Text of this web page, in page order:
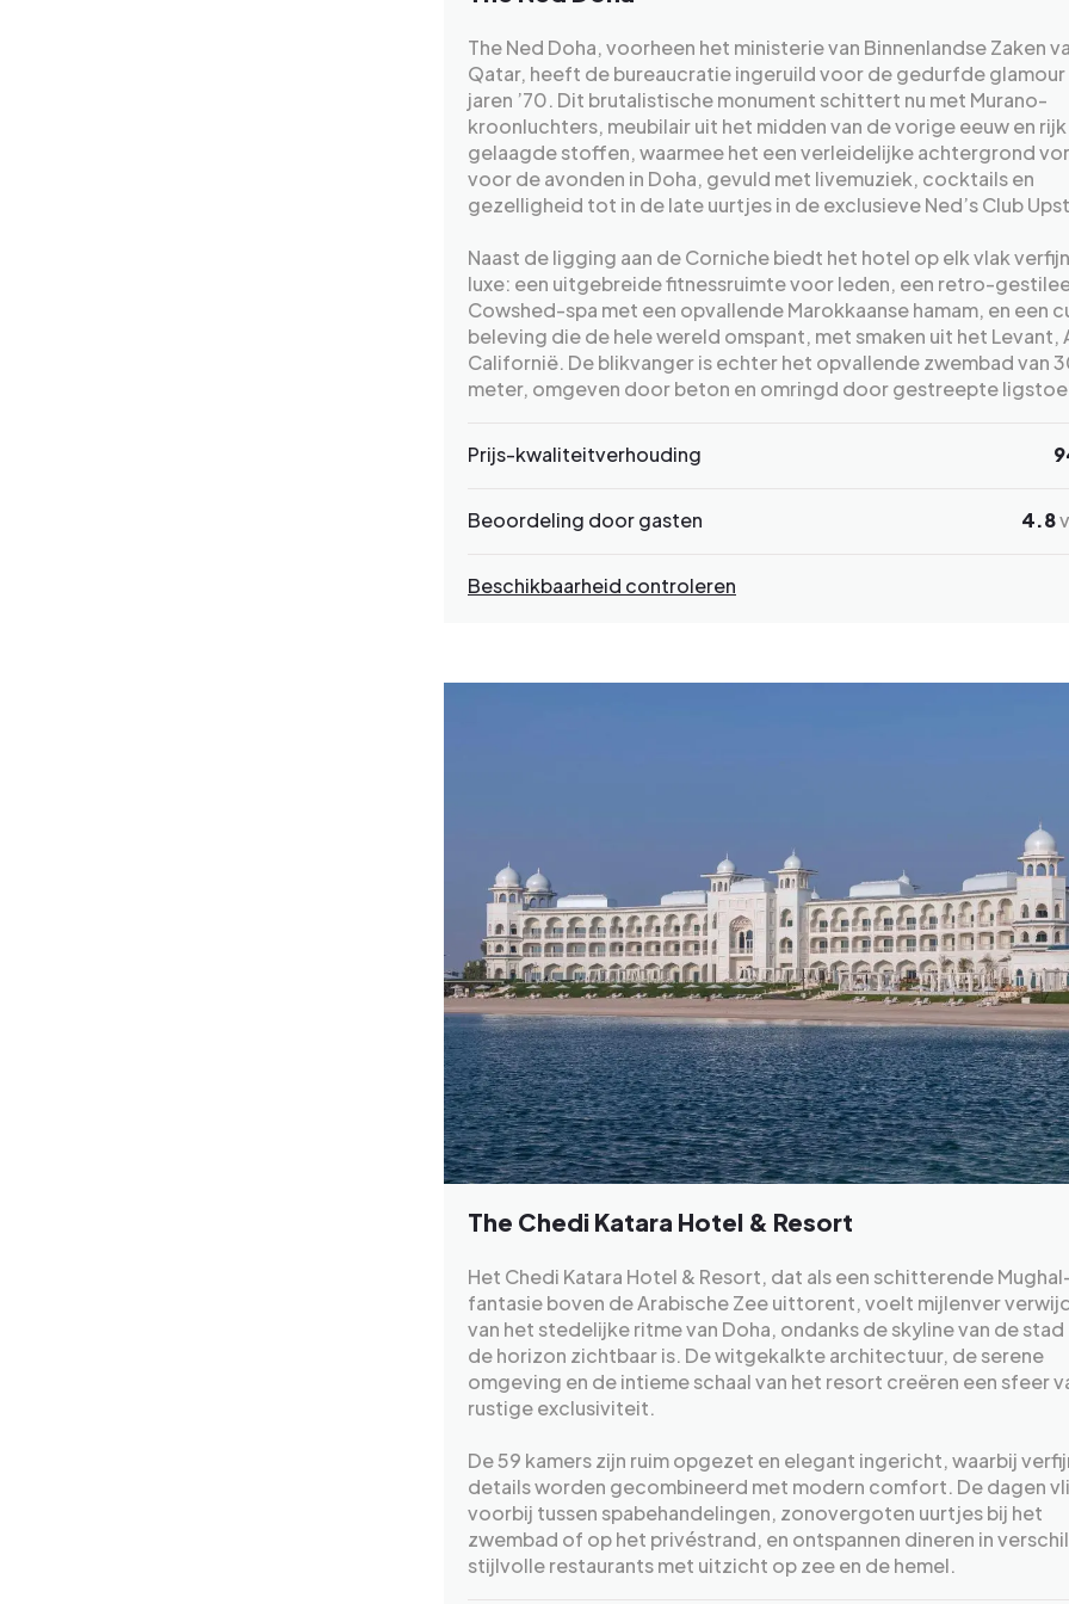
The Ned Doha, voorheen het ministerie van Binnenlandse Zaken
Qatar, heeft de bureaucratie ingeruild voor de gedurfde glamour
jaren ’70. Dit brutalistische monument schittert nu met Murano-
kroonluchters, meubilair uit het midden van de vorige eeuw en rijk
gelaagde stoffen, waarmee het een verleidelijke achtergrond
voor de avonden in Doha, gevuld met livemuziek, cocktails en
gezelligheid tot in de late uurtjes in de exclusieve Ned’s Club
Naast de ligging aan de Corniche biedt het hotel op elk vlak
luxe: een uitgebreide fitnessruimte voor leden, een retro-
Cowshed-spa met een opvallende Marokkaanse hamam, en een
beleving die de hele wereld omspant, met smaken uit het Levant,
Californië. De blikvanger is echter het opvallende zwembad van
meter, omgeven door beton en omringd door gestreepte
Prijs-kwaliteitverhouding
Beoordeling door gasten 4.8
Beschikbaarheid controleren
The Chedi Katara Hotel & Resort
Het Chedi Katara Hotel & Resort, dat als een schitterende
fantasie boven de Arabische Zee uittorent, voelt mijlenver
van het stedelijke ritme van Doha, ondanks de skyline van de stad
de horizon zichtbaar is. De witgekalkte architectuur, de serene
omgeving en de intieme schaal van het resort creëren een sfeer
rustige exclusiviteit.
De 59 kamers zijn ruim opgezet en elegant ingericht, waarbij
details worden gecombineerd met modern comfort. De dagen
voorbij tussen spabehandelingen, zonovergoten uurtjes bij het
zwembad of op het privéstrand, en ontspannen dineren in
stijlvolle restaurants met uitzicht op zee en de hemel.